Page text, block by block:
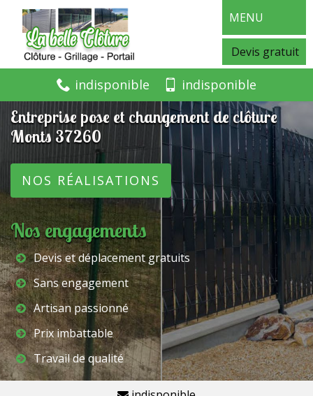
MENU
Devis gratuit
indisponible indisponible
Entreprise pose et changement de clôture
Monts 37260
NOS RÉALISATIONS
Nos engagements
Devis et déplacement gratuits
Sans engagement
Artisan passionné
Prix imbattable
Travail de qualité